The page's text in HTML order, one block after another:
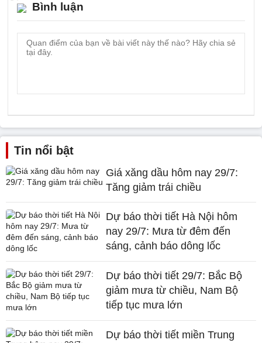
Bình luận
Tin nổi bật
Giá xăng dầu hôm nay 29/7:
Tăng giảm trái chiều
Dự báo thời tiết Hà Nội hôm
nay 29/7: Mưa từ đêm đến
sáng, cảnh báo dông lốc
Dự báo thời tiết 29/7: Bắc Bộ
giảm mưa từ chiều, Nam Bộ
tiếp tục mưa lớn
Dự báo thời tiết miền Trung